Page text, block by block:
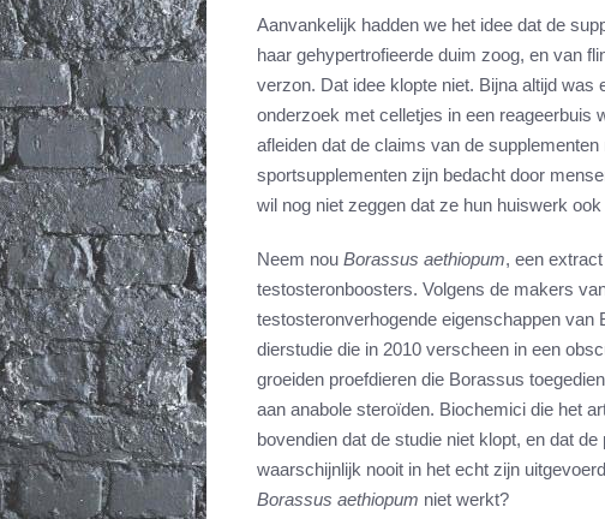
Aanvankelijk hadden we het idee dat de
haar gehypertrofieerde duim zoog, en van
verzon. Dat idee klopte niet. Bijna altijd was
onderzoek met celletjes in een reageerbuis
afleiden dat de claims van de
sportsupplementen zijn bedacht door
wil nog niet zeggen dat ze hun huiswerk ook
Neem nou Borassus aethiopum, een
testosteronboosters. Volgens de makers
testosteronverhogende eigenschappen van
dierstudie die in 2010 verscheen in een
groeiden proefdieren die Borassus
aan anabole steroïden. Biochemici die het
bovendien dat de studie niet klopt, en dat
waarschijnlijk nooit in het echt zijn
Borassus aethiopum niet werkt?